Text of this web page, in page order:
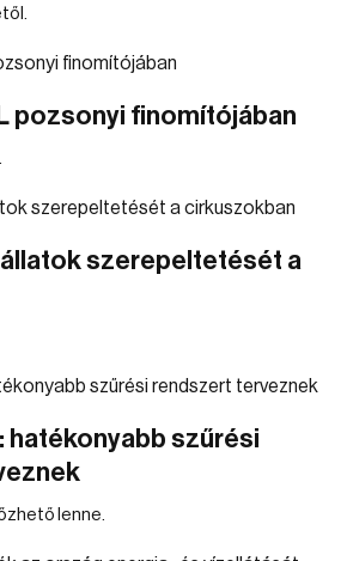
pozsonyi finomítójában
szerepeltetését a
hatékonyabb szűrési
lenne.